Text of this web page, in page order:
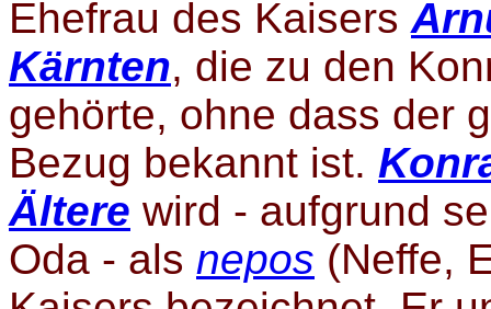
Ehefrau des Kaisers
Kärnten, die zu den
gehörte, ohne dass der
Bezug bekannt ist.
Ältere wird - aufgrund
Oda - als nepos (Neffe,